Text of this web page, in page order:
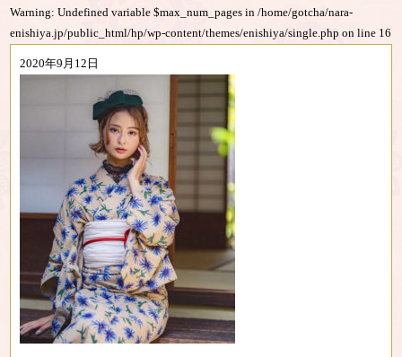
Warning: Undefined variable $max_num_pages in/home/gotcha/nara-
enishiya.jp/public_html/hp/wp-content/themes/enishiya/single.php on line 16
2020年9月12日